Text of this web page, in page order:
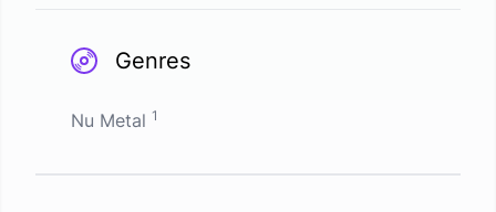
Genres
Nu Metal 1